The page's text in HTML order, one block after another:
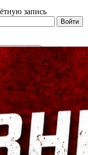
запись